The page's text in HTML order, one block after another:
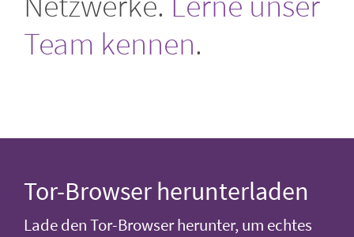
Team kennen.
Tor-Browser herunterladen
Lade den Tor-Browser herunter, um echtes